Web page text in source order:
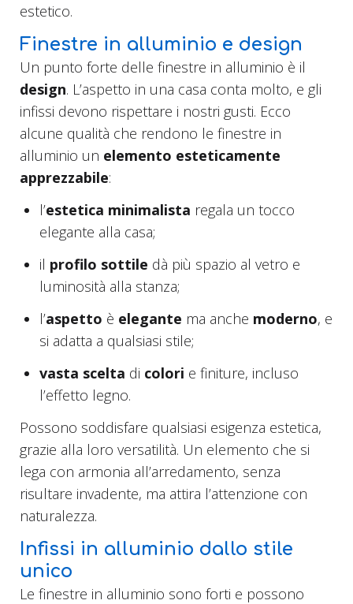
estetico.
Finestre in alluminio e design
Un punto forte delle finestre in alluminio è il
design. L’aspetto in una casa conta molto, e gli
infissi devono rispettare i nostri gusti. Ecco
alcune qualità che rendono le finestre in
alluminio un elemento esteticamente
apprezzabile:
l’estetica minimalista regala un tocco
elegante alla casa;
il profilo sottile dà più spazio al vetro e
luminosità alla stanza;
l’aspetto è elegante ma anche moderno, e
si adatta a qualsiasi stile;
vasta scelta di colori e finiture, incluso
l’effetto legno.
Possono soddisfare qualsiasi esigenza estetica,
grazie alla loro versatilità. Un elemento che si
lega con armonia all’arredamento, senza
risultare invadente, ma attira l’attenzione con
naturalezza.
Infissi in alluminio dallo stile
unico
Le finestre in alluminio sono forti e possono